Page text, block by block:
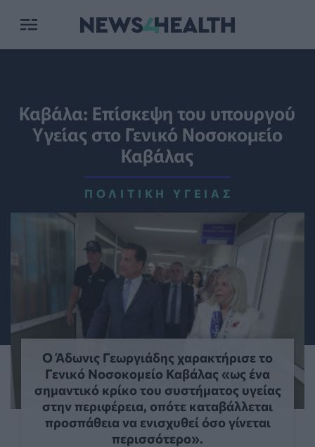
Καβάλα: Επίσκεψη του υπουργού
Υγείας στο Γενικό Νοσοκομείο
Καβάλας
ΠΟΛΙΤΙΚΉ ΥΓΕΊΑΣ
Ο Άδωνις Γεωργιάδης χαρακτήρισε το
Γενικό Νοσοκομείο Καβάλας «ως ένα
σημαντικό κρίκο του συστήματος υγείας
στην περιφέρεια, οπότε καταβάλλεται
προσπάθεια να ενισχυθεί όσο γίνεται
περισσότερο».